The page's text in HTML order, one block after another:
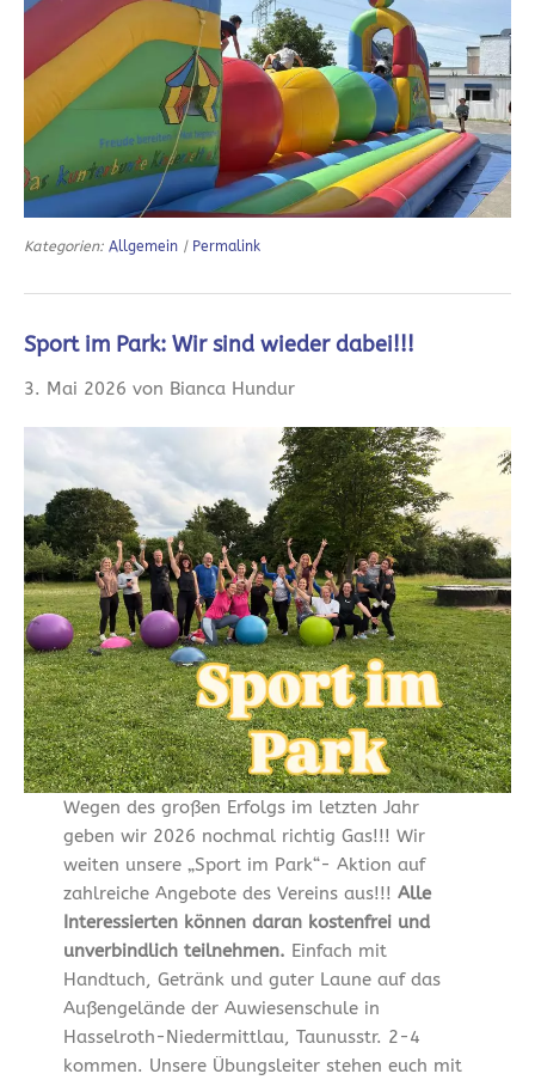
Kategorien: Allgemein | Permalink
Sport im Park: Wir sind wieder dabei!!!
3. Mai 2026 von Bianca Hundur
Wegen des großen Erfolgs im letzten Jahr
geben wir 2026 nochmal richtig Gas!!! Wir
weiten unsere „Sport im Park“- Aktion auf
zahlreiche Angebote des Vereins aus!!! Alle
Interessierten können daran kostenfrei und
unverbindlich teilnehmen. Einfach mit
Handtuch, Getränk und guter Laune auf das
Außengelände der Auwiesenschule in
Hasselroth-Niedermittlau, Taunusstr. 2-4
kommen. Unsere Übungsleiter stehen euch mit